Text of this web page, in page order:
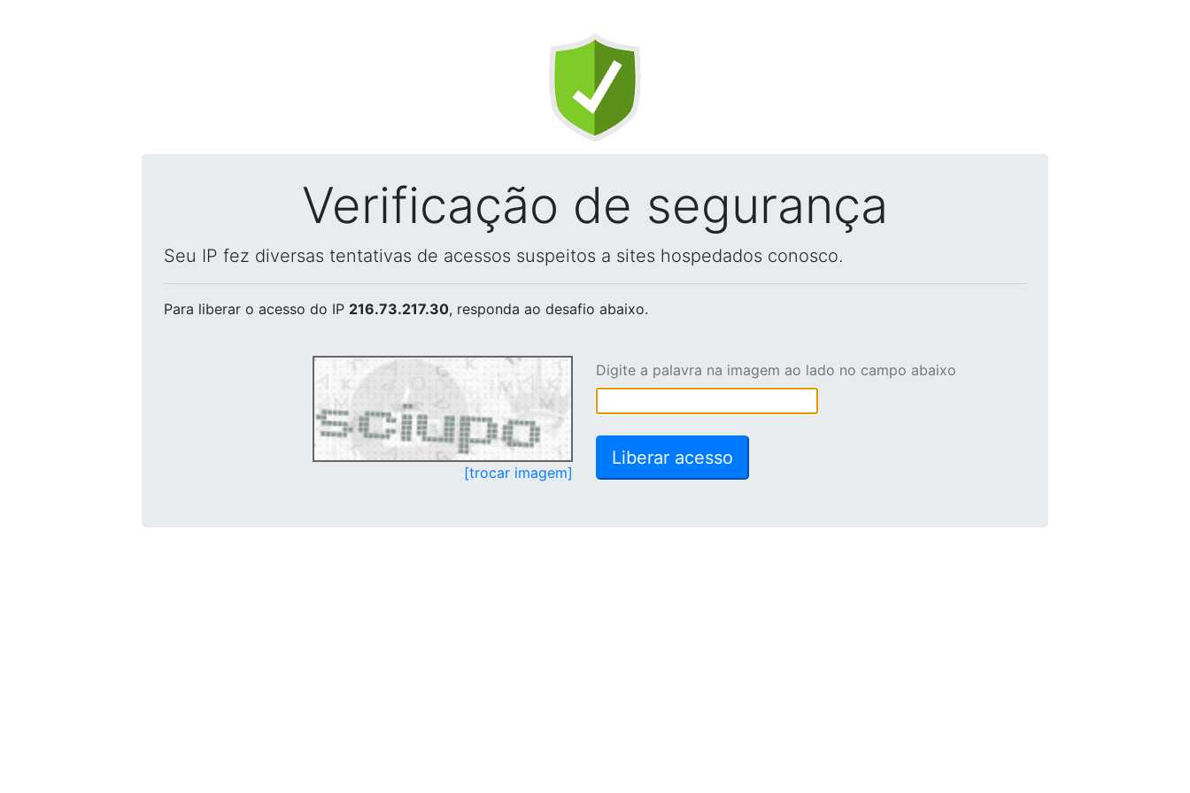
Verificação de segurança
Seu IP fez diversas tentativas de acessos suspeitos a sites hospedados conosco.
Para liberar o acesso do IP 216.73.217.30, responda ao desafio abaixo.
[trocar imagem]
Digite a palavra na imagem ao lado no campo abaixo